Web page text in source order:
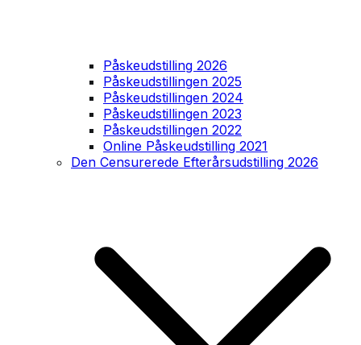
Påskeudstilling 2026
Påskeudstillingen 2025
Påskeudstillingen 2024
Påskeudstillingen 2023
Påskeudstillingen 2022
Online Påskeudstilling 2021
Den Censurerede Efterårsudstilling 2026